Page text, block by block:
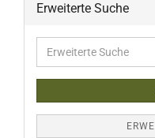
Erweiterte Suche
Erweiterte
Suche